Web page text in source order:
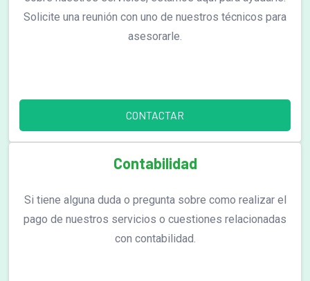
Solicite una reunión con uno de nuestros técnicos para
asesorarle.
CONTACTAR
Contabilidad
Si tiene alguna duda o pregunta sobre como realizar el
pago de nuestros servicios o cuestiones relacionadas
con contabilidad.